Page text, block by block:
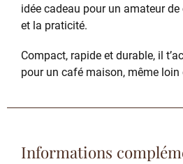
idée cadeau pour un amateur
et la praticité.
Compact, rapide et durable, il
pour un café maison, même loin
Informations